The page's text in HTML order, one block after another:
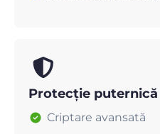
Protecție puternică
Criptare avansată